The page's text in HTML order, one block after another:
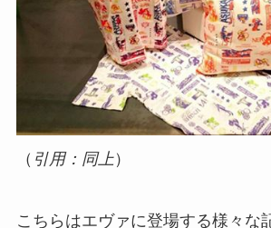
（ 引用：同上）
こちらはエヴァに登場する様々な